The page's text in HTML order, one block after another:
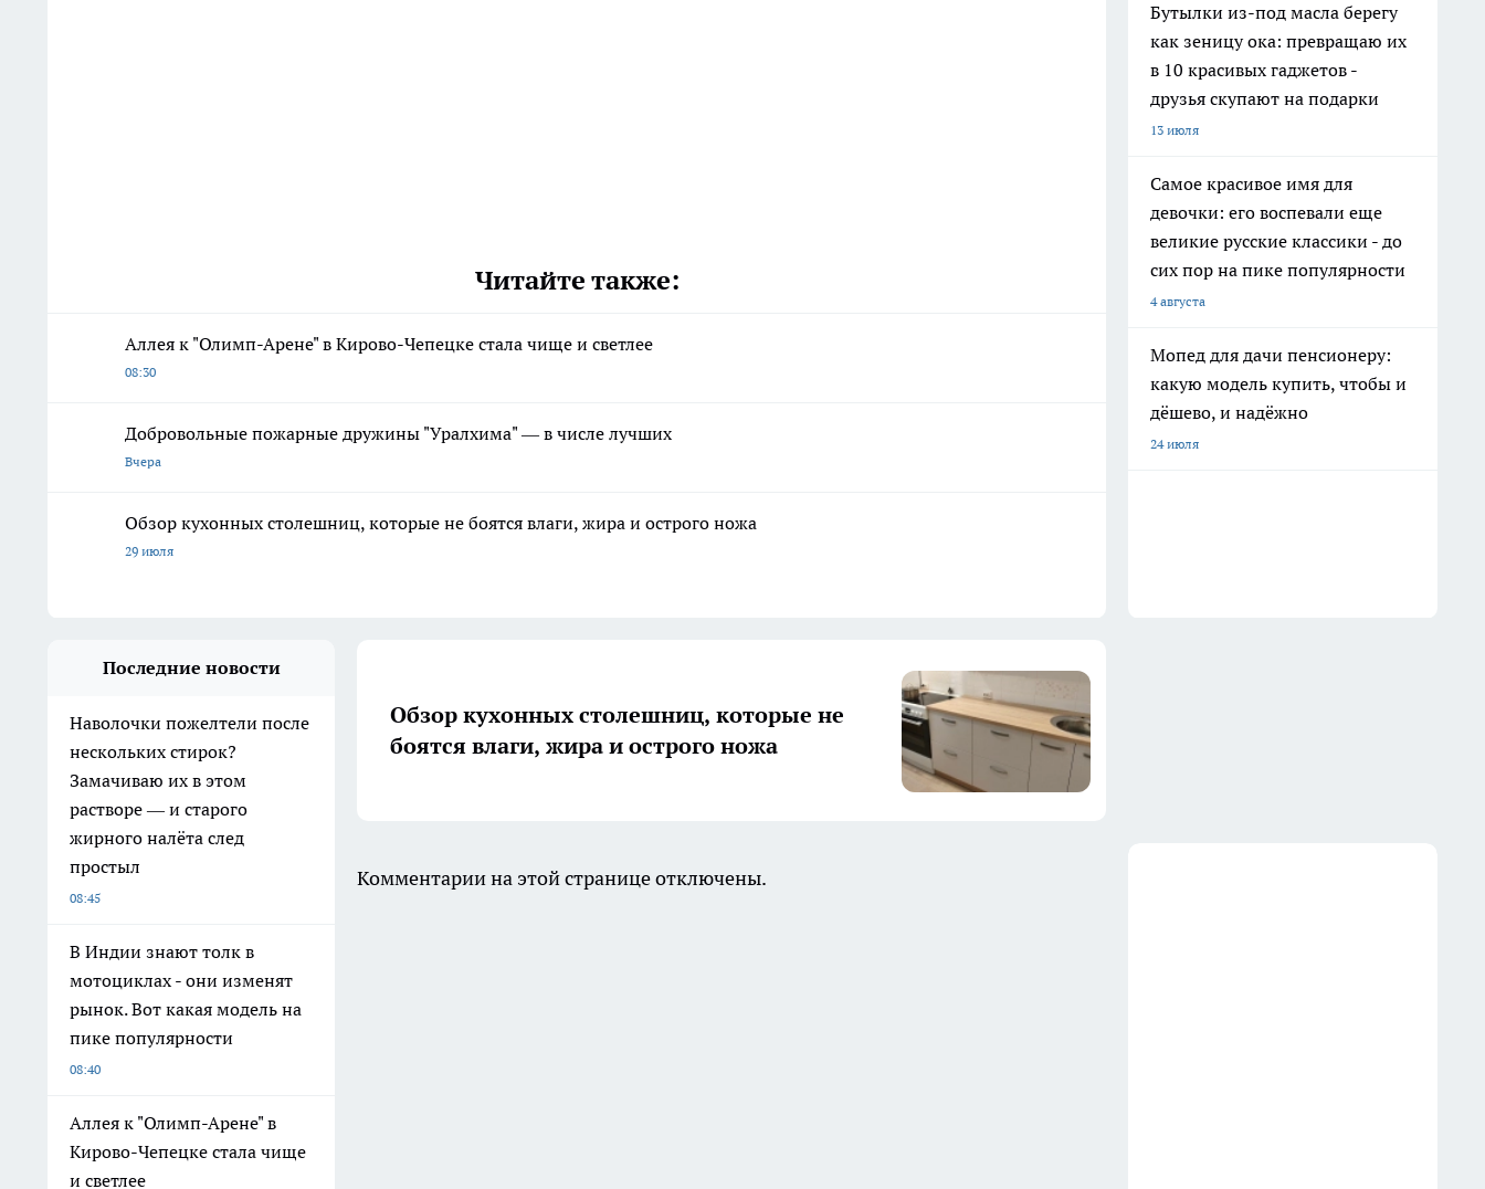
Читайте также:
Аллея к "Олимп-Арене" в Кирово-Чепецке стала чище и светлее
08:30
Добровольные пожарные дружины "Уралхима" — в числе лучших
Вчера
Обзор кухонных столешниц, которые не боятся влаги, жира и острого ножа
29 июля
Бутылки из-под масла берегу
как зеницу ока: превращаю их
в 10 красивых гаджетов -
друзья скупают на подарки
13 июля
Самое красивое имя для
девочки: его воспевали еще
великие русские классики - до
сих пор на пике популярности
4 августа
Мопед для дачи пенсионеру:
какую модель купить, чтобы и
дёшево, и надёжно
24 июля
Последние новости
Наволочки пожелтели после
нескольких стирок?
Замачиваю их в этом
растворе — и старого
жирного налёта след
простыл
08:45
В Индии знают толк в
мотоциклах - они изменят
рынок. Вот какая модель на
пике популярности
08:40
Аллея к "Олимп-Арене" в
Кирово-Чепецке стала чище
и светлее
Обзор кухонных столешниц, которые не
боятся влаги, жира и острого ножа
Комментарии на этой странице отключены.